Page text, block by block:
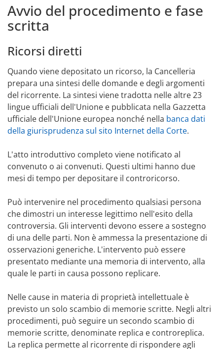
Avvio del procedimento e fase
scritta
Ricorsi diretti
Quando viene depositato un ricorso, la Cancelleria
prepara una sintesi delle domande e degli argomenti
del ricorrente. La sintesi viene tradotta nelle altre 23
lingue ufficiali dell'Unione e pubblicata nella Gazzetta
ufficiale dell'Unione europea nonché nella banca dati
della giurisprudenza sul sito Internet della Corte.
L'atto introduttivo completo viene notificato al
convenuto o ai convenuti. Questi ultimi hanno due
mesi di tempo per depositare il controricorso.
Può intervenire nel procedimento qualsiasi persona
che dimostri un interesse legittimo nell'esito della
controversia. Gli interventi devono essere a sostegno
di una delle parti. Non è ammessa la presentazione di
osservazioni generiche. L'intervento può essere
presentato mediante una memoria di intervento, alla
quale le parti in causa possono replicare.
Nelle cause in materia di proprietà intellettuale è
previsto un solo scambio di memorie scritte. Negli altri
procedimenti, può seguire un secondo scambio di
memorie scritte, denominate replica e controreplica.
La replica permette al ricorrente di rispondere agli